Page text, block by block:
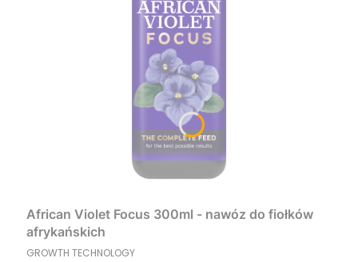
African Violet Focus 300ml - nawóz do fiołków
afrykańskich
PRODUCENT
GROWTH TECHNOLOGY